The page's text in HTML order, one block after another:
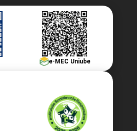
e-MEC Uniube